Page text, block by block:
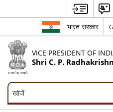
भारत सरकार
VICE PRESIDENT OF
Shri C. P.
खोजें
खोजें